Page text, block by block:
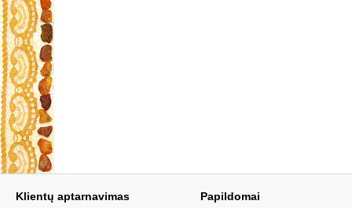
Klientų aptarnavimas Papildomai